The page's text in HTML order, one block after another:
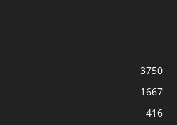
3750
1667
416